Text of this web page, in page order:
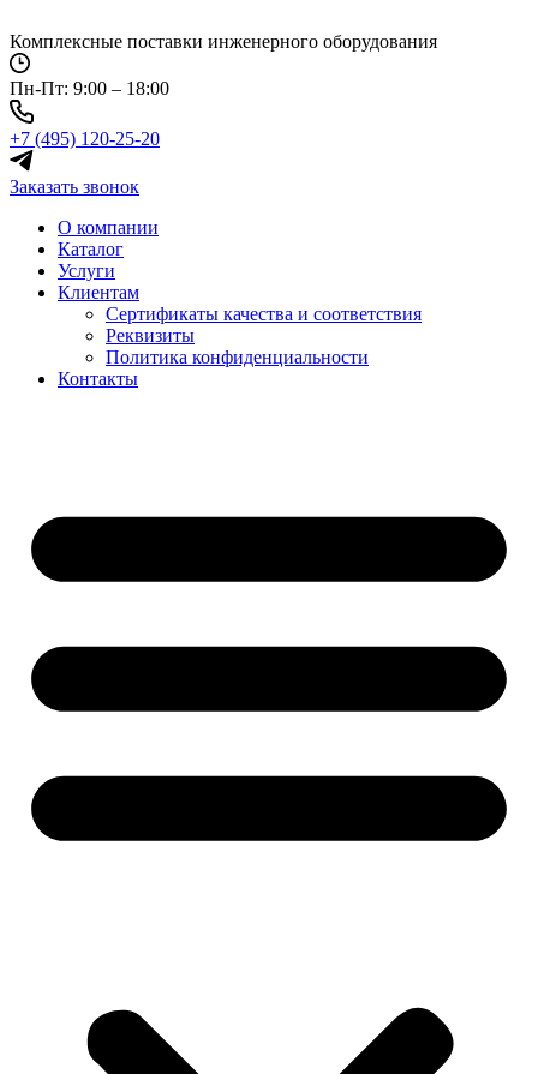
к
содержимому
Комплексные поставки инженерного оборудования
Пн-Пт: 9:00 – 18:00
+7 (495) 120-25-20
Заказать звонок
О компании
Каталог
Услуги
Клиентам
Сертификаты качества и соответствия
Реквизиты
Политика конфиден­циальности
Контакты